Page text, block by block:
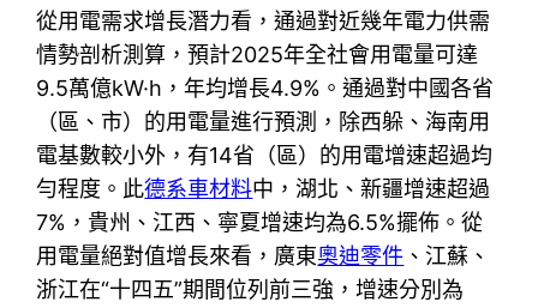
從用電需求增長潛力看，通過對近幾年電力供需
情勢剖析測算，預計2025年全社會用電量可達
9.5萬億kW·h，年均增長4.9%。通過對中國各省
（區、市）的用電量進行預測，除西躲、海南用
電基數較小外，有14省（區）的用電增速超過均
勻程度。此德系車材料中，湖北、新疆增速超過
7%，貴州、江西、寧夏增速均為6.5%擺佈。從
用電量絕對值增長來看，廣東奧迪零件 、江蘇、
浙江在“十四五”期間位列前三強，增速分別為